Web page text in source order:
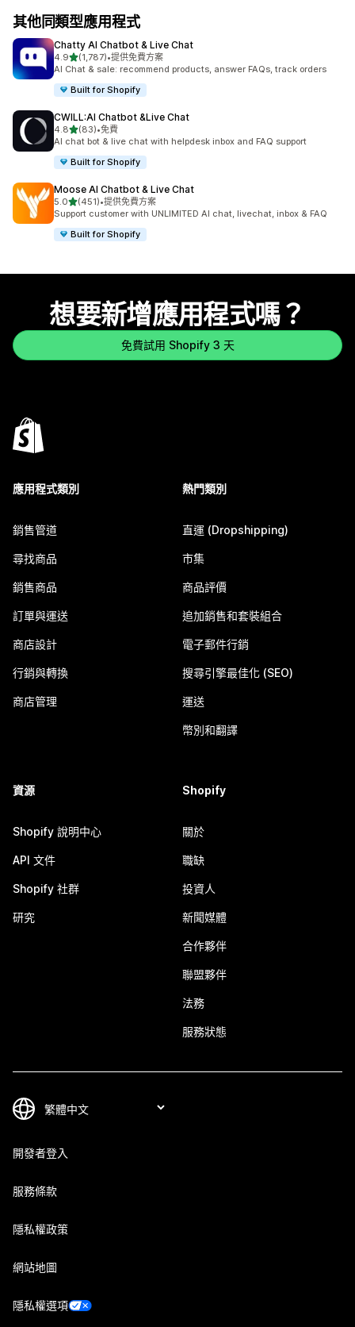
其他同類型應用程式
Chatty AI Chatbot & Live Chat
4.9滿分 5 顆星
(1,787)
共有 1787 則評價
•提供免費方案
AI Chat & sale: recommend products, answer FAQs, track orders
Built for Shopify
CWILL:AI Chatbot &Live Chat
4.8滿分 5 顆星
(83)
共有 83 則評價
•免費
AI chat bot & live chat with helpdesk inbox and FAQ support
Built for Shopify
Moose AI Chatbot & Live Chat
5.0滿分 5 顆星
(451)
共有 451 則評價
•提供免費方案
Support customer with UNLIMITED AI chat, livechat, inbox & FAQ
Built for Shopify
想要新增應用程式嗎？
免費試用 Shopify 3 天
應用程式類別
銷售管道
尋找商品
銷售商品
訂單與運送
商店設計
行銷與轉換
商店管理
熱門類別
直運 (Dropshipping)
市集
商品評價
追加銷售和套裝組合
電子郵件行銷
搜尋引擎最佳化 (SEO)
運送
幣別和翻譯
資源
Shopify 說明中心
API 文件
Shopify 社群
研究
Shopify
關於
職缺
投資人
新聞媒體
合作夥伴
聯盟夥伴
法務
服務狀態
開發者登入
服務條款
隱私權政策
網站地圖
隱私權選項